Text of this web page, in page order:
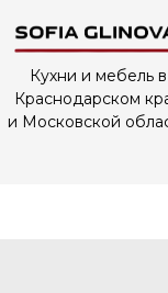
Кухни и мебель в
Краснодарском крае
и Московской области